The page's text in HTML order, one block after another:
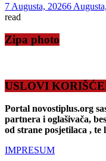
7 Augusta, 20266
read
Zipa photo
USLOVI
Portal novostiplus.org
partnera i oglašivača,
od strane posjetilaca ,
IMPRESUM